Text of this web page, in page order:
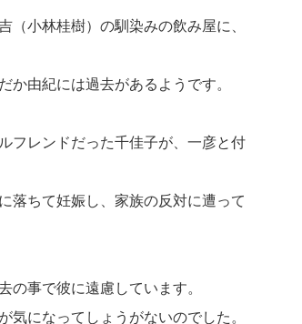
（小林桂樹）の馴染みの飲み屋に、
か由紀には過去があるようです。
フレンドだった千佳子が、一彦と付
落ちて妊娠し、家族の反対に遭って
の事で彼に遠慮しています。
気になってしょうがないのでした。